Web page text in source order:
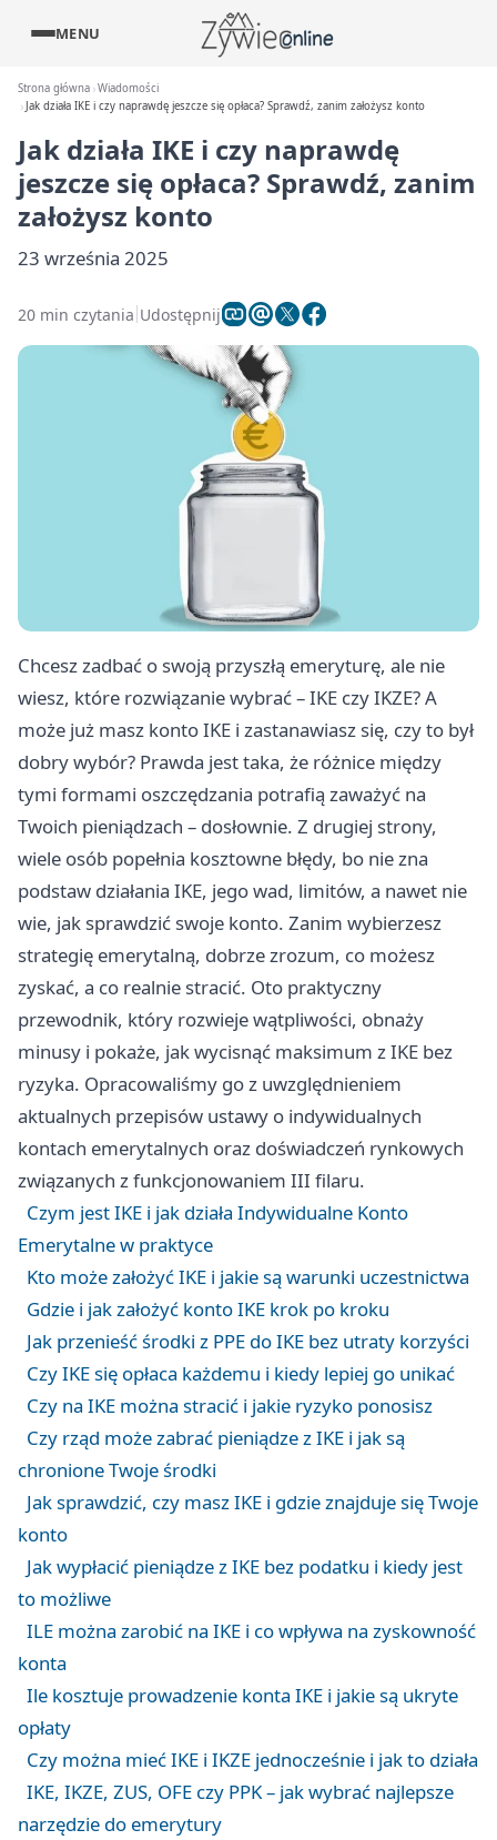
MENU
Strona główna Wiadomości
Jak działa IKE i czy naprawdę jeszcze się opłaca? Sprawdź, zanim założysz konto
Jak działa IKE i czy naprawdę
jeszcze się opłaca? Sprawdź, zanim
założysz konto
23 września 2025
20 min czytania Udostępnij
Chcesz zadbać o swoją przyszłą emeryturę, ale nie
wiesz, które rozwiązanie wybrać – IKE czy IKZE? A
może już masz konto IKE i zastanawiasz się, czy to był
dobry wybór? Prawda jest taka, że różnice między
tymi formami oszczędzania potrafią zaważyć na
Twoich pieniądzach – dosłownie. Z drugiej strony,
wiele osób popełnia kosztowne błędy, bo nie zna
podstaw działania IKE, jego wad, limitów, a nawet nie
wie, jak sprawdzić swoje konto. Zanim wybierzesz
strategię emerytalną, dobrze zrozum, co możesz
zyskać, a co realnie stracić. Oto praktyczny
przewodnik, który rozwieje wątpliwości, obnaży
minusy i pokaże, jak wycisnąć maksimum z IKE bez
ryzyka. Opracowaliśmy go z uwzględnieniem
aktualnych przepisów ustawy o indywidualnych
kontach emerytalnych oraz doświadczeń rynkowych
związanych z funkcjonowaniem III filaru.
Czym jest IKE i jak działa Indywidualne Konto
Emerytalne w praktyce
Kto może założyć IKE i jakie są warunki uczestnictwa
Gdzie i jak założyć konto IKE krok po kroku
Jak przenieść środki z PPE do IKE bez utraty korzyści
Czy IKE się opłaca każdemu i kiedy lepiej go unikać
Czy na IKE można stracić i jakie ryzyko ponosisz
Czy rząd może zabrać pieniądze z IKE i jak są
chronione Twoje środki
Jak sprawdzić, czy masz IKE i gdzie znajduje się Twoje
konto
Jak wypłacić pieniądze z IKE bez podatku i kiedy jest
to możliwe
ILE można zarobić na IKE i co wpływa na zyskowność
konta
Ile kosztuje prowadzenie konta IKE i jakie są ukryte
opłaty
Czy można mieć IKE i IKZE jednocześnie i jak to działa
IKE, IKZE, ZUS, OFE czy PPK – jak wybrać najlepsze
narzędzie do emerytury